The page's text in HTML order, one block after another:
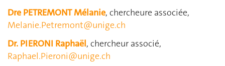
Dre PETREMONT Mélanie, chercheure associée,
Melanie.Petremont@unige.ch
Dr. PIERONI Raphaël, chercheur associé,
Raphael.Pieroni@unige.ch